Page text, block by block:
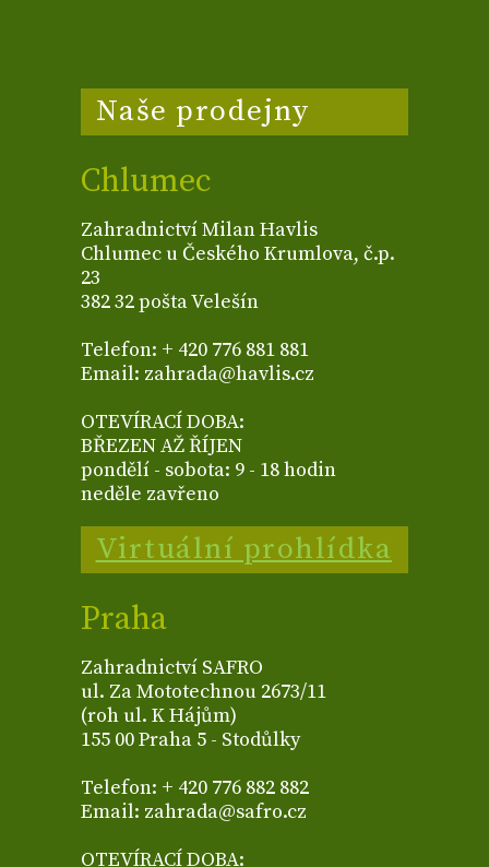
Naše prodejny
Chlumec
Zahradnictví Milan Havlis
Chlumec u Českého Krumlova, č.p.
23
382 32 pošta Velešín
Telefon: + 420 776 881 881
Email: zahrada@havlis.cz
OTEVÍRACÍ DOBA:
BŘEZEN AŽ ŘÍJEN
pondělí - sobota: 9 - 18 hodin
neděle zavřeno
Virtuální prohlídka
Praha
Zahradnictví SAFRO
ul. Za Mototechnou 2673/11
(roh ul. K Hájům)
155 00 Praha 5 - Stodůlky
Telefon: + 420 776 882 882
Email: zahrada@safro.cz
OTEVÍRACÍ DOBA: